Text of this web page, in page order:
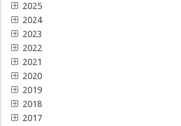
2025
2024
2023
2022
2021
2020
2019
2018
2017